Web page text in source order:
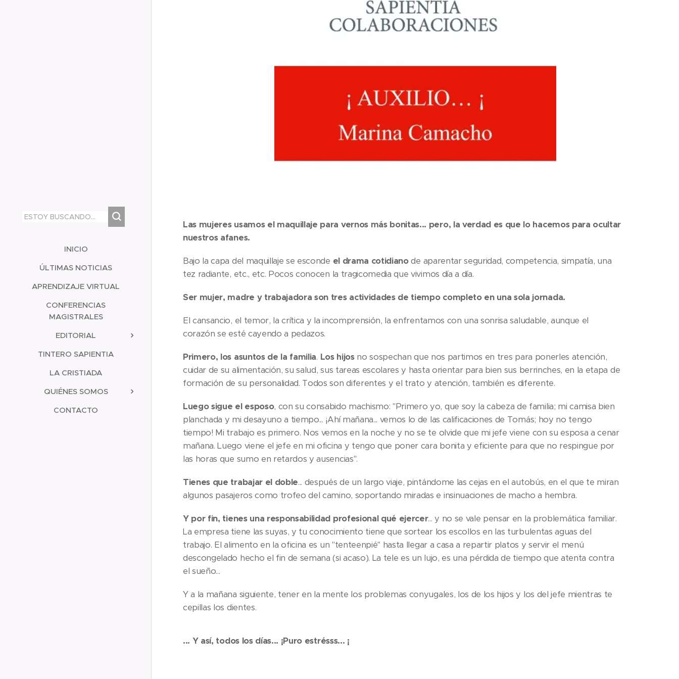
INICIO
ÚLTIMAS NOTICIAS
APRENDIZAJE VIRTUAL
CONFERENCIAS
MAGISTRALES
EDITORIAL
TINTERO SAPIENTIA
LA CRISTIADA
QUIÉNES SOMOS
CONTACTO
Las mujeres usamos el maquillaje para vernos más bonitas... pero, la verdad es que lo hacemos para ocultar
nuestros afanes.
Bajo la capa del maquillaje se esconde el drama cotidianode aparentar seguridad, competencia, simpatía, una
tez radiante, etc., etc. Pocos conocen la tragicomedia que vivimos día a día.
Ser mujer, madre y trabajadora son tres actividades de tiempo completo en una sola jornada.
El cansancio, el temor, la crítica y la incomprensión, la enfrentamos con una sonrisa saludable, aunque el
corazón se esté cayendo a pedazos.
Primero, los asuntos de la familia. Los hijosno sospechan que nos partimos en tres para ponerles atención,
cuidar de su alimentación, su salud, sus tareas escolares y hasta orientar para bien sus berrinches, en la etapa de
formación de su personalidad. Todos son diferentes y el trato y atención, también es diferente.
Luego sigue el esposo, con su consabido machismo: "Primero yo, que soy la cabeza de familia; mi camisa bien
planchada y mi desayuno a tiempo... ¡Ahí mañana... vemos lo de las calificaciones de Tomás; hoy no tengo
tiempo! Mi trabajo es primero. Nos vemos en la noche y no se te olvide que mi jefe viene con su esposa a cenar
mañana. Luego viene el jefe en mi oficina y tengo que poner cara bonita y eficiente para que no respingue por
las horas que sumo en retardos y ausencias".
Tienes que trabajar el doble... después de un largo viaje, pintándome las cejas en el autobús, en el que te miran
algunos pasajeros como trofeo del camino, soportando miradas e insinuaciones de macho a hembra.
Y por fin, tienes una responsabilidad profesional qué ejercer... y no se vale pensar en la problemática familiar.
La empresa tiene las suyas, y tu conocimiento tiene que sortear los escollos en las turbulentas aguas del
trabajo. El alimento en la oficina es un "tenteenpié" hasta llegar a casa a repartir platos y servir el menú
descongelado hecho el fin de semana (si acaso). La tele es un lujo, es una pérdida de tiempo que atenta contra
el sueño...
Y a la mañana siguiente, tener en la mente los problemas conyugales, los de los hijos y los del jefe mientras te
cepillas los dientes.
... Y así, todos los días... ¡Puro estrésss... ¡